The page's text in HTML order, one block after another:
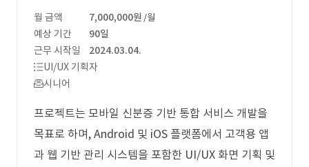
월 금액 7,000,000원 /월
예상 기간
90일
근무 시작일
2024.03.04.
UI/UX 기획자
시니어
프로젝트는 모바일 신분증 기반 통합 서비스 개발을
목표로 하며, Android 및 iOS 플랫폼에서 고객용 앱
과 웹 기반 관리 시스템을 포함한 UI/UX 화면 기획 및